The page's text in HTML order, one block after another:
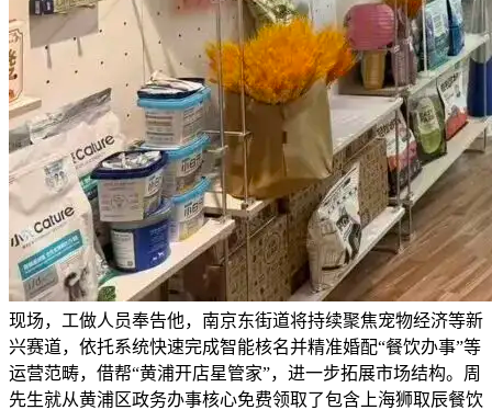
现场，工做人员奉告他，南京东街道将持续聚焦宠物经济等新
兴赛道，依托系统快速完成智能核名并精准婚配“餐饮办事”等
运营范畴，借帮“黄浦开店星管家”，进一步拓展市场结构。周
先生就从黄浦区政务办事核心免费领取了包含上海狮取辰餐饮